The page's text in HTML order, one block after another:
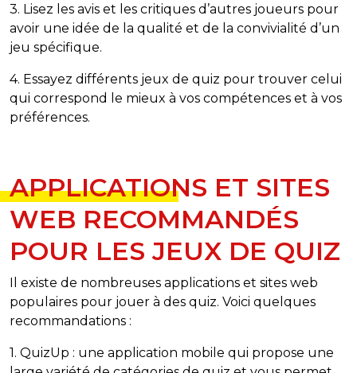
3. Lisez les avis et les critiques d’autres joueurs pour
avoir une idée de la qualité et de la convivialité d’un
jeu spécifique.
4. Essayez différents jeux de quiz pour trouver celui
qui correspond le mieux à vos compétences et à vos
préférences.
APPLICATIONS ET SITES
WEB RECOMMANDÉS
POUR LES JEUX DE QUIZ
Il existe de nombreuses applications et sites web
populaires pour jouer à des quiz. Voici quelques
recommandations :
1. QuizUp : une application mobile qui propose une